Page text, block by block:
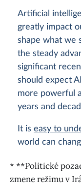
* **Politické
zmene režimu v